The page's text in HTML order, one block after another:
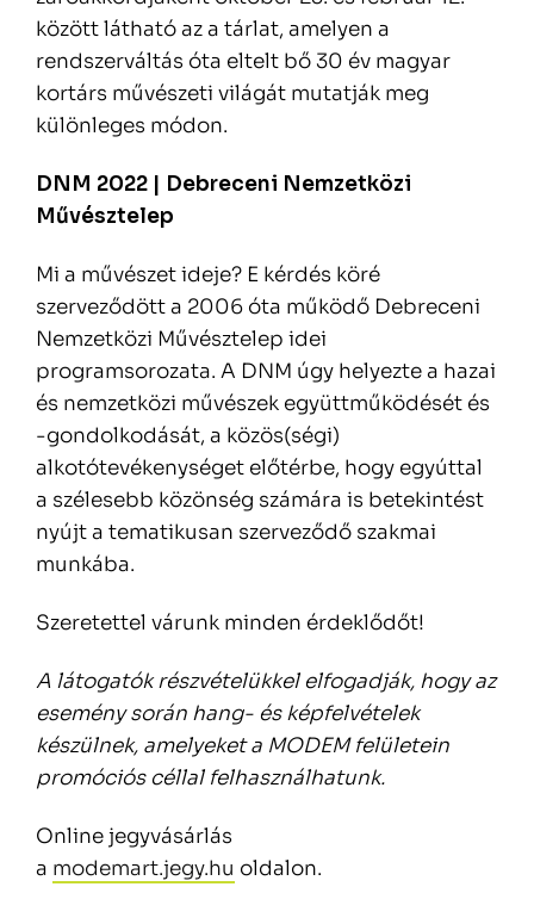
között látható az a tárlat, amelyen a
rendszerváltás óta eltelt bő 30 év magyar
kortárs művészeti világát mutatják meg
különleges módon.
DNM 2022 | Debreceni Nemzetközi
Művésztelep
Mi a művészet ideje? E kérdés köré
szerveződött a 2006 óta működő Debreceni
Nemzetközi Művésztelep idei
programsorozata. A DNM úgy helyezte a hazai
és nemzetközi művészek együttműködését és
-gondolkodását, a közös(ségi)
alkotótevékenységet előtérbe, hogy egyúttal
a szélesebb közönség számára is betekintést
nyújt a tematikusan szerveződő szakmai
munkába.
Szeretettel várunk minden érdeklődőt!
A látogatók részvételükkel elfogadják, hogy az
esemény során hang- és képfelvételek
készülnek, amelyeket a MODEM felületein
promóciós céllal felhasználhatunk.
Online jegyvásárlás
a modemart.jegy.hu oldalon.